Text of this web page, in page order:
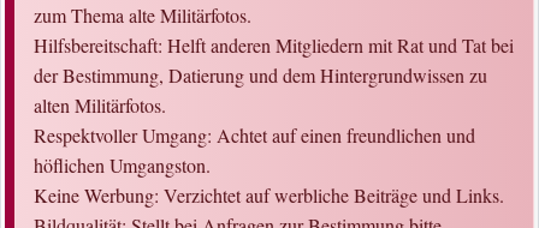
zum Thema alte Militärfotos.
Hilfsbereitschaft: Helft anderen Mitgliedern mit Rat und Tat bei
der Bestimmung, Datierung und dem Hintergrundwissen zu
alten Militärfotos.
Respektvoller Umgang: Achtet auf einen freundlichen und
höflichen Umgangston.
Keine Werbung: Verzichtet auf werbliche Beiträge und Links.